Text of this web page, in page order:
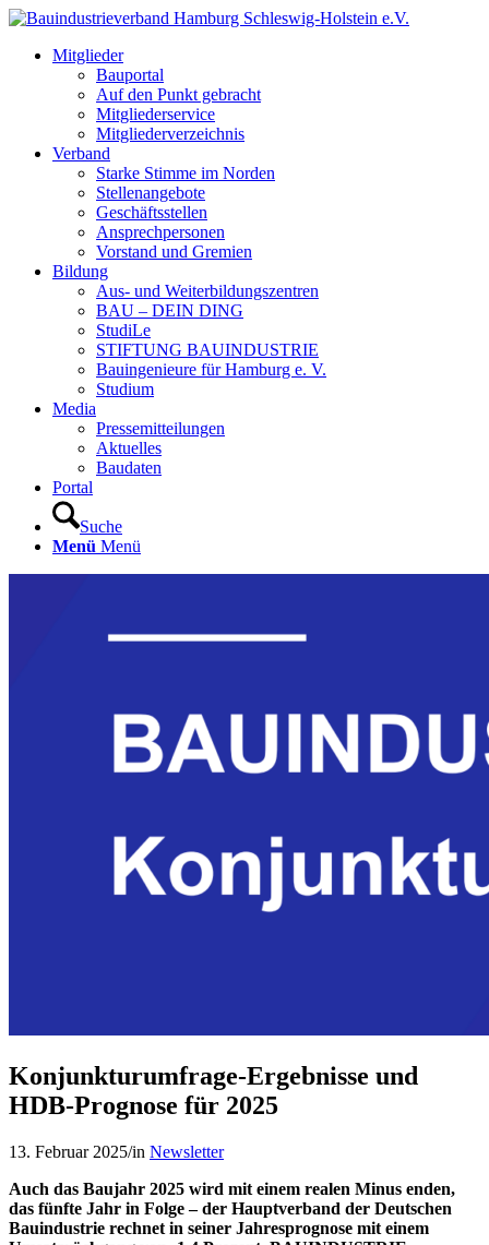
Mitglieder
Bauportal
Auf den Punkt gebracht
Mitgliederservice
Mitgliederverzeichnis
Verband
Starke Stimme im Norden
Stellenangebote
Geschäftsstellen
Ansprechpersonen
Vorstand und Gremien
Bildung
Aus- und Weiterbildungszentren
BAU – DEIN DING
StudiLe
STIFTUNG BAUINDUSTRIE
Bauingenieure für Hamburg e. V.
Studium
Media
Pressemitteilungen
Aktuelles
Baudaten
Portal
Suche
Menü Menü
Konjunkturumfrage-Ergebnisse und
HDB-Prognose für 2025
13. Februar 2025/in Newsletter
Auch das Baujahr 2025 wird mit einem realen Minus enden,
das fünfte Jahr in Folge – der Hauptverband der Deutschen
Bauindustrie rechnet in seiner Jahresprognose mit einem